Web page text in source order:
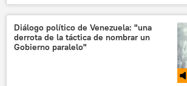
Panamá
inmigrantes
Diálogo político de Venezuela: "una
derrota de la táctica de nombrar un
Gobierno paralelo"